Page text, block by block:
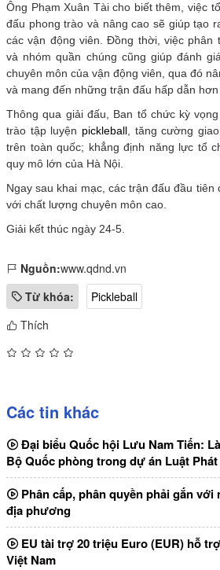
Ông Phạm Xuân Tài cho biết thêm, việc
đấu phong trào và nâng cao sẽ giúp tạo
các vận động viên. Đồng thời, việc phân
và nhóm quần chúng cũng giúp đánh
chuyên môn của vận động viên, qua đó
và mang đến những trận đấu hấp dẫn
Thông qua giải đấu, Ban tổ chức kỳ
trào tập luyện pickleball, tăng cường
trên toàn quốc; khẳng định năng lực tổ
quy mô lớn của Hà Nội.
Ngay sau khai mạc, các trận đấu đầu tiên
với chất lượng chuyên môn cao.
Giải kết thúc ngày 24-5.
Nguồn:www.qdnd.vn
Từ khóa:
Pickleball
Thích
Các tin khác
Đại biểu Quốc hội Lưu Nam Tiến:
Bộ Quốc phòng trong dự án Luật
Phân cấp, phân quyền phải gắn
địa phương
EU tài trợ 20 triệu Euro (EUR) hỗ
Việt Nam